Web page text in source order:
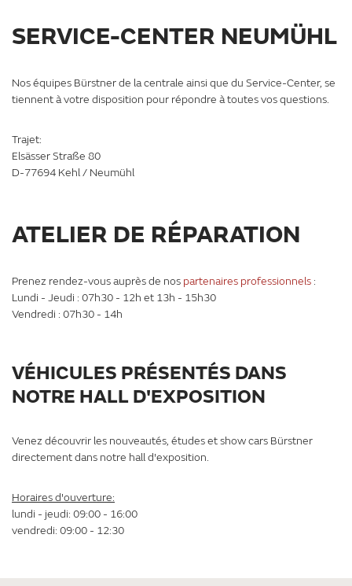
SERVICE-CENTER NEUMÜHL
Nos équipes Bürstner de la centrale ainsi que du Service-Center, se
tiennent à votre disposition pour répondre à toutes vos questions.
Trajet:
Elsässer Straße 80
D-77694 Kehl / Neumühl
ATELIER DE RÉPARATION
Prenez rendez-vous auprès de nos partenaires professionnels :
Lundi - Jeudi : 07h30 - 12h et 13h - 15h30
Vendredi : 07h30 - 14h
VÉHICULES PRÉSENTÉS DANS
NOTRE HALL D'EXPOSITION
Venez découvrir les nouveautés, études et show cars Bürstner
directement dans notre hall d'exposition.
Horaires d'ouverture:
lundi - jeudi: 09:00 - 16:00
vendredi: 09:00 - 12:30